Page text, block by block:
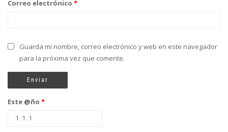
Correo electrónico *
Guarda mi nombre, correo electrónico y web en este navegador
para la próxima vez que comente.
Este @ño *